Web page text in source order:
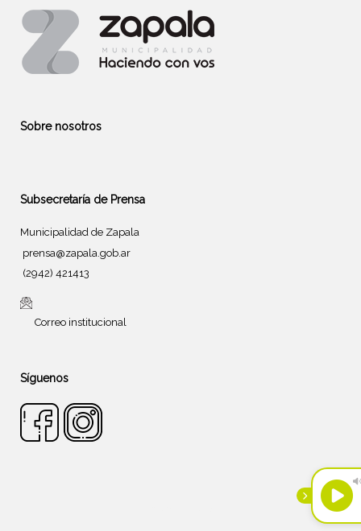
Sobre nosotros
Subsecretaría de Prensa
Municipalidad de Zapala
prensa@zapala.gob.ar
(2942) 421413
Correo institucional
Síguenos